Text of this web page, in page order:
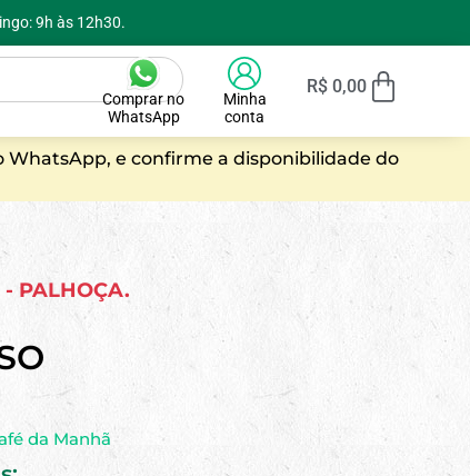
9h às 12h30.
Comprar no
WhatsApp
Minha
conta
R$ 0,00
e confirme a disponibilidade do
- PALHOÇA.
da Manhã